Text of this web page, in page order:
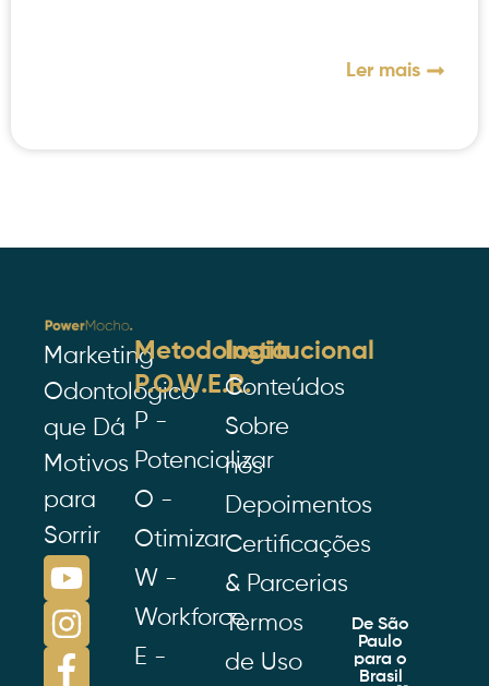
Ler mais
Marketing
Odontológico
que Dá
Motivos
para
Sorrir
Metodologia
P.O.W.E.R.
P -
Potencializar
O -
Otimizar
W -
Workforce
E -
Institucional
Conteúdos
Sobre
nós
Depoimentos
Certificações
& Parcerias
Termos
de Uso
De São
Paulo
para o
Brasil